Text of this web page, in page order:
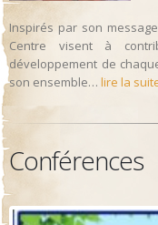
Inspirés par son
Centre visent à
développement de
son ensemble… lire la
Conférences